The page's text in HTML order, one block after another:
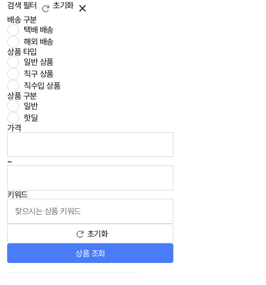
검색 필터
초기화
배송 구분
택배 배송
해외 배송
상품 타입
일반 상품
직구 상품
직수입 상품
상품 구분
일반
핫딜
가격
~
키워드
초기화
상품 조회